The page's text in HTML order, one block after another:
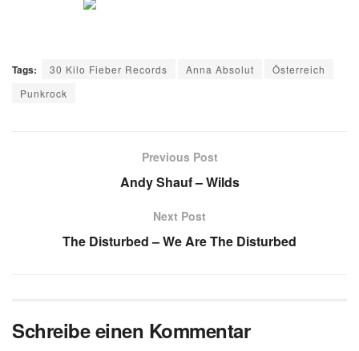
Tags: 30 Kilo Fieber Records Anna Absolut
Österreich
Punkrock
Previous Post
Andy Shauf – Wilds
Next Post
The Disturbed – We Are The Disturbed
Schreibe einen Kommentar